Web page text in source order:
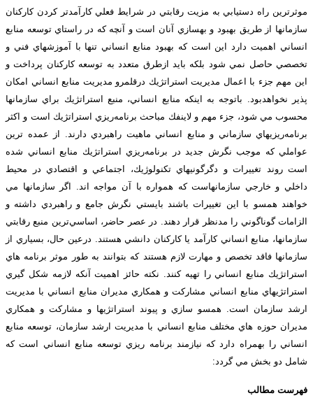
موثرترين راه دستيابي به مزيت رقابتي در شرايط فعلي كارآمدتر كردن كاركنان
سازمانها از طريق بهبود و بهسازي آنان است و آنچه كه در راستاي توسعه منابع
انساني اهميت دارد اين است كه بهبود منابع انساني تنها با آموزشهاي فني و
تخصصي حاصل نمي شود بلكه بايد ازطرق متعدد به توسعه كاركنان پرداخت و
اين مهم جزء با اعمال مديريت استراتژيك درقلمرو مديريت منابع انساني امكان
پذير نخواهدبود. باتوجه به اينكه منابع انساني، منبع استراتژيك براي سازمانها
محسوب مي شود، جزء مهم و لاينفك مباحث برنامه‌ريزي استراتژيك است و اكثر
برنامه‌ريزيهاي سازماني و منابع انساني ماهيت راهبردي دارند. از عمده ترين
عواملي كه موجب نگرش جديد در برنامه‌ريزي استراتژيك منابع انساني شده
است روند تغييرات و دگرگونيهاي تكنولوژيك، اجتماعي و اقتصادي در محيط
داخلي و خارجي سازمانهاست كه همواره با آن مواجه اند. اگر سازمانها مي
خواهند همسو با اين تغييرات باشند بايستي نگرش جامع و راهبردي داشته و
الزامات گوناگوني را مدنظر قرار دهند. در عصر حاضر، اساسي‌ترين منبع رقابتي
سازمانها، منابع انساني كارآمد يا كاركنان دانشي هستند. درعين حال، بسياري از
سازمانها فاقد تخصص و مهارت لازم هستند كه بتوانند به طور موثر برنامه هاي
استراتژيك منابع انساني را تهيه كنند. نكته حائز اهميت آنكه لازمه شكل گيري
استراتژيهاي منابع انساني مشاركت و همكاري مديران منابع انساني با مديريت
ارشد سازمان است. همسو سازي و پيوند استراتژيها و مشاركت و همكاري
مديران حوزه هاي مختلف منابع انساني با مديريت ارشد سازمان، توسعه منابع
انساني را بهمراه دارد كه نيازمند برنامه ريزي توسعه منابع انساني است كه
شامل دو بخش مي گردد:
فهرست مطالب